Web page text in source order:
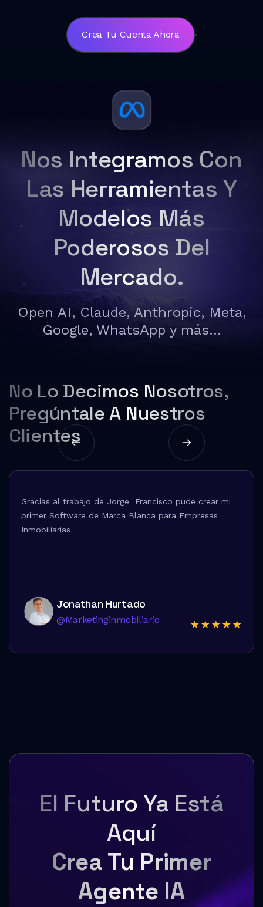
Crea Tu Cuenta Ahora
Nos Integramos Con
Las Herramientas Y
Modelos Más
Poderosos Del
Mercado.
Open AI, Claude, Anthropic, Meta,
Google, WhatsApp y más...
No Lo Decimos Nosotros,
Pregúntale A Nuestros
Clientes
Gracias al trabajo de Jorge Francisco pude crear mi
primer Software de Marca Blanca para Empresas
Inmobiliarias
Jonathan Hurtado
@marketinginmobiliario
El Futuro Ya Está
Aquí
Crea Tu Primer
Agente IA